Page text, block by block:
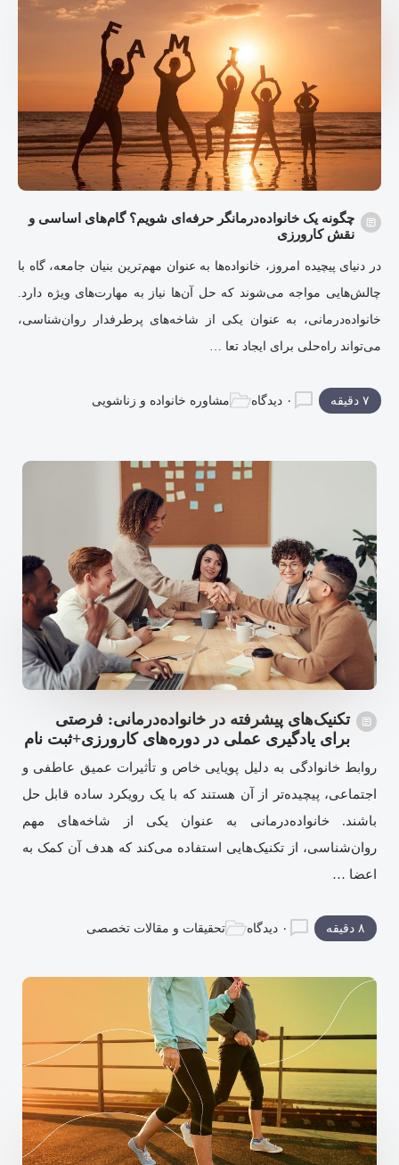
چگونه یک خانواده‌درمانگر حرفه‌ای شویم؟ گام‌های اساسی و
نقش کارورزی
در دنیای پیچیده امروز، خانواده‌ها به عنوان مهم‌ترین بنیان جامعه، گاه با
چالش‌هایی مواجه می‌شوند که حل آن‌ها نیاز به مهارت‌های ویژه دارد.
خانواده‌درمانی، به عنوان یکی از شاخه‌های پرطرفدار روان‌شناسی،
می‌تواند راه‌حلی برای ایجاد تعا …
۷ دقیقه ۰ دیدگاه مشاوره خانواده و زناشویی
تکنیک‌های پیشرفته در خانواده‌درمانی: فرصتی
برای یادگیری عملی در دوره‌های کارورزی+ثبت نام
روابط خانوادگی به دلیل پویایی خاص و تأثیرات عمیق عاطفی و
اجتماعی، پیچیده‌تر از آن هستند که با یک رویکرد ساده قابل حل
باشند. خانواده‌درمانی به عنوان یکی از شاخه‌های مهم
روان‌شناسی، از تکنیک‌هایی استفاده می‌کند که هدف آن کمک به
اعضا …
۸ دقیقه ۰ دیدگاه تحقیقات و مقالات تخصصی